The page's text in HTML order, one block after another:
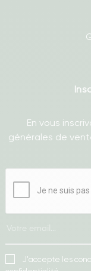
En vous
générales de
J'accepte les